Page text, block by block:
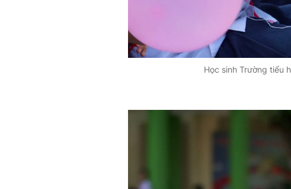
Học sinh Trường tiểu